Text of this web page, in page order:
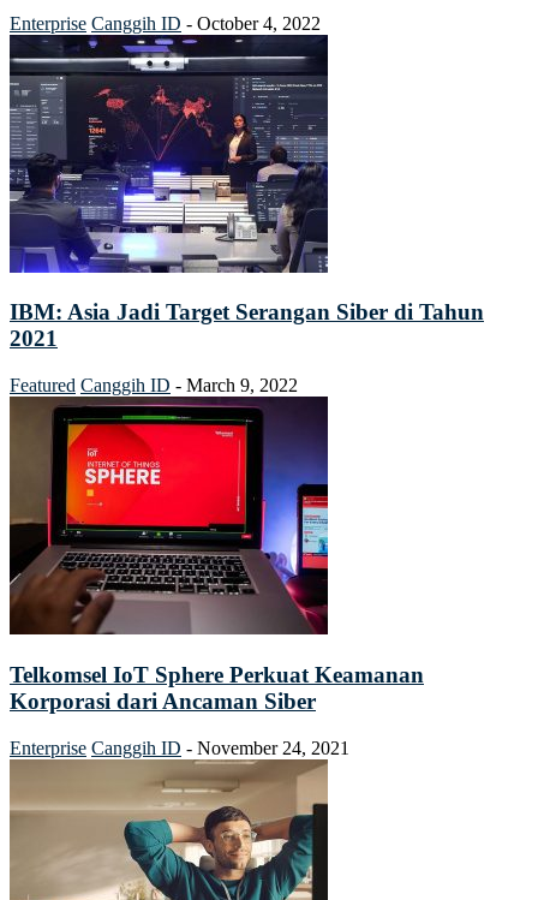
Enterprise Canggih ID - October 4, 2022
IBM: Asia Jadi Target Serangan Siber di Tahun
2021
Featured Canggih ID - March 9, 2022
Telkomsel IoT Sphere Perkuat Keamanan
Korporasi dari Ancaman Siber
Enterprise Canggih ID - November 24, 2021